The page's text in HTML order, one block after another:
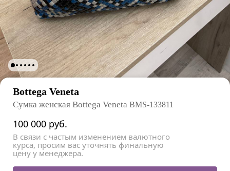
Bottega Veneta
Сумка женская Bottega Veneta BMS-133811
100 000 руб.
В связи с частым изменением валютного
курса, просим вас уточнять финальную
цену у менеджера.